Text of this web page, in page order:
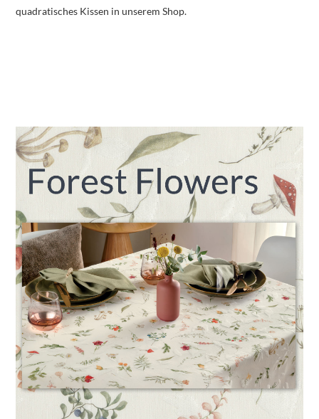
quadratisches Kissen in unserem Shop.